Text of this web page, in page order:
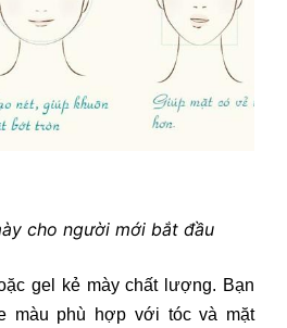
cho người mới bắt đầu
gel kẻ mày chất lượng. Bạn
màu phù hợp với tóc và mặt